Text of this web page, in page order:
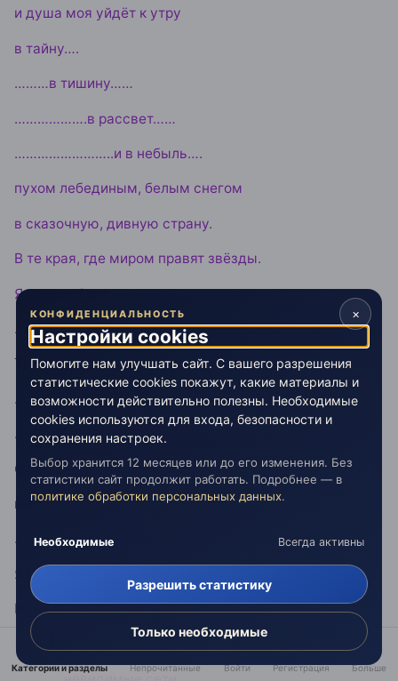
и душа моя уйдёт к утру
в тайну….
………в тишину……
……………….в рассвет……
……………………..и в небыль….
пухом лебединым, белым снегом
в сказочную, дивную страну.
В те края, где миром правят звёзды.
Я – лишь Свет
………………..без имени в ночи.
Ты за мной?
…………..Не надо.
…………………Слишком поздно.
Осуши непрошенные слёзы,
не зови напрасно,
……………………не кричи.
Я уже почувствовала Ветер…
Нежною рукой разорвала
прочные,
Категории и разделы Непрочитанные Войти Регистрация Больше
×
КОНФИДЕНЦИАЛЬНОСТЬ
Настройки cookies
Помогите нам улучшать сайт. С вашего разрешения
статистические cookies покажут, какие материалы и
возможности действительно полезны. Необходимые
cookies используются для входа, безопасности и
сохранения настроек.
Выбор хранится 12 месяцев или до его изменения. Без
статистики сайт продолжит работать. Подробнее — в
политике обработки персональных данных.
Необходимые Всегда активны
Разрешить статистику
Только необходимые